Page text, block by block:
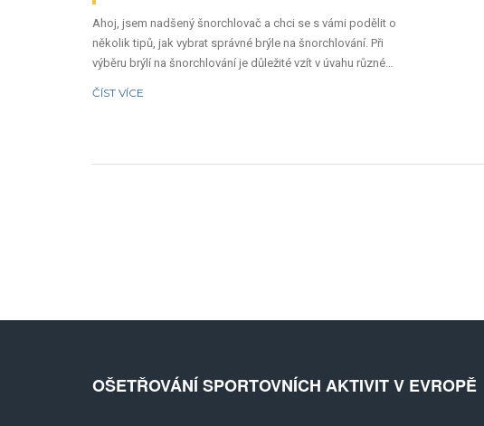
Ahoj, jsem nadšený šnorchlovač a chci se s vámi podělit o
několik tipů, jak vybrat správné brýle na šnorchlování. Při
výběru brýlí na šnorchlování je důležité vzít v úvahu různé
ČÍST VÍCE
OŠETŘOVÁNÍ SPORTOVNÍCH AKTIVIT V EVROPĚ